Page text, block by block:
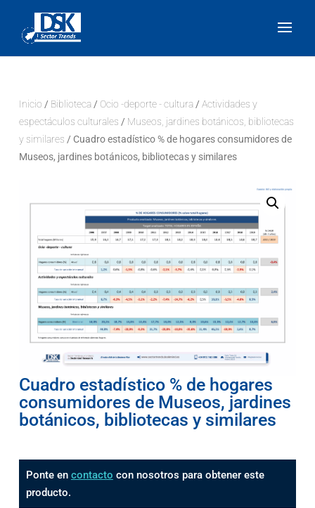
Inicio / Biblioteca/ Ocio -deporte - cultura/ Actividades y
espectáculos culturales / Museos, jardines botánicos, bibliotecas
y similares / Cuadro estadístico % de hogares consumidores de
Museos, jardines botánicos, bibliotecas y similares
Cuadro estadístico % de hogares
consumidores de Museos, jardines
botánicos, bibliotecas y similares
Ponte en contacto con nosotros para obtener este
producto.